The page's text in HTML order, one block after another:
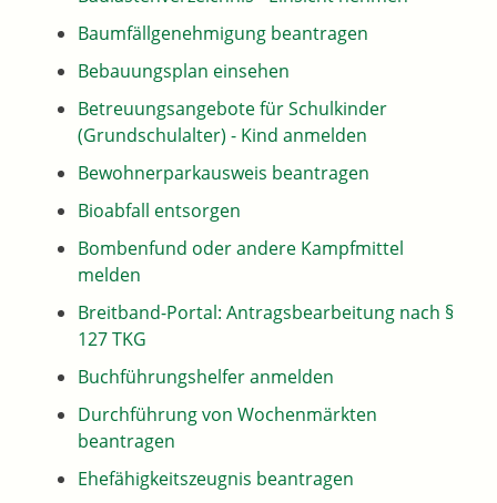
Baumfällgenehmigung beantragen
Bebauungsplan einsehen
Betreuungsangebote für Schulkinder
(Grundschulalter) - Kind anmelden
Bewohnerparkausweis beantragen
Bioabfall entsorgen
Bombenfund oder andere Kampfmittel
melden
Breitband-Portal: Antragsbearbeitung nach §
127 TKG
Buchführungshelfer anmelden
Durchführung von Wochenmärkten
beantragen
Ehefähigkeitszeugnis beantragen